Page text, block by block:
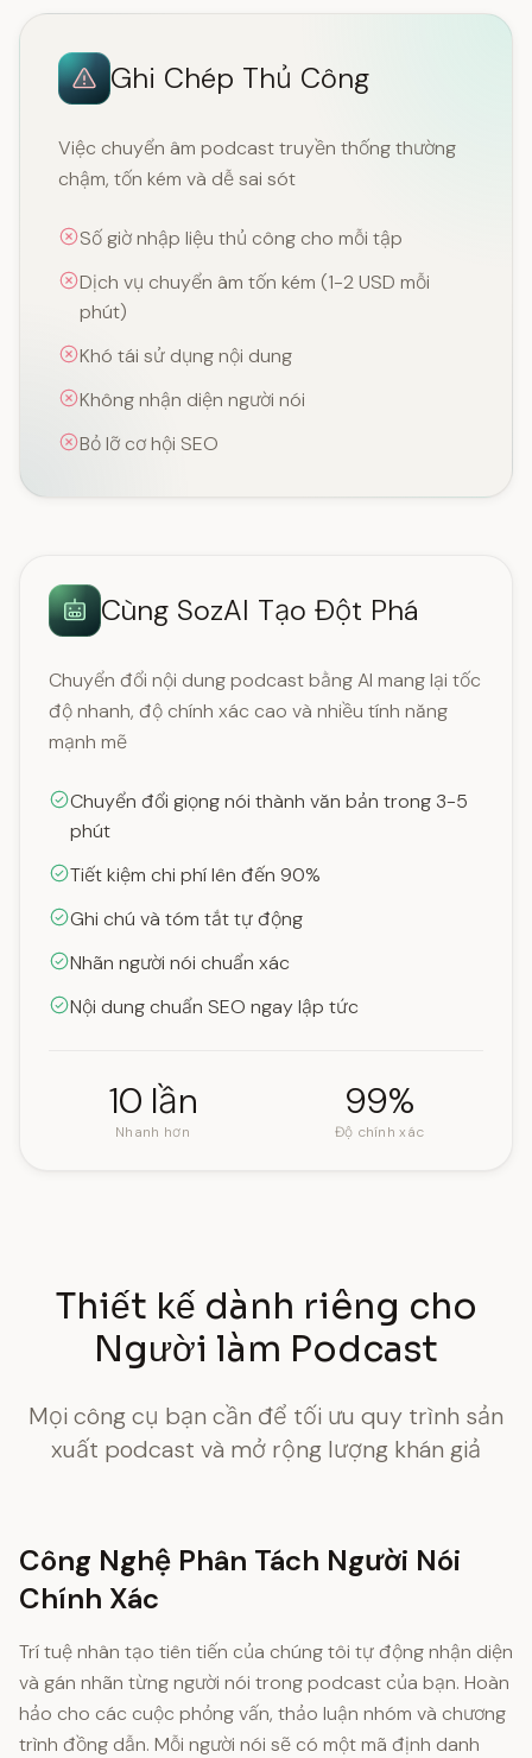
Ghi Chép Thủ Công
Việc chuyển âm podcast truyền thống thường
chậm, tốn kém và dễ sai sót
Số giờ nhập liệu thủ công cho mỗi tập
Dịch vụ chuyển âm tốn kém (1-2 USD mỗi
phút)
Khó tái sử dụng nội dung
Không nhận diện người nói
Bỏ lỡ cơ hội SEO
Cùng SozAI Tạo Đột Phá
Chuyển đổi nội dung podcast bằng AI mang lại tốc
độ nhanh, độ chính xác cao và nhiều tính năng
mạnh mẽ
Chuyển đổi giọng nói thành văn bản trong 3-5
phút
Tiết kiệm chi phí lên đến 90%
Ghi chú và tóm tắt tự động
Nhãn người nói chuẩn xác
Nội dung chuẩn SEO ngay lập tức
10 lần
Nhanh hơn
99%
Độ chính xác
Thiết kế dành riêng cho
Người làm Podcast
Mọi công cụ bạn cần để tối ưu quy trình sản
xuất podcast và mở rộng lượng khán giả
Công Nghệ Phân Tách Người Nói
Chính Xác
Trí tuệ nhân tạo tiên tiến của chúng tôi tự động nhận diện
và gán nhãn từng người nói trong podcast của bạn. Hoàn
hảo cho các cuộc phỏng vấn, thảo luận nhóm và chương
trình đồng dẫn. Mỗi người nói sẽ có một mã định danh